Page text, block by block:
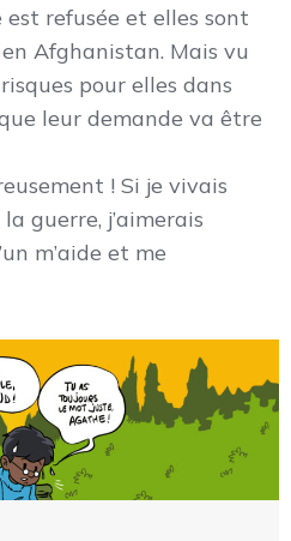
est refusée et elles sont
Afghanistan. Mais vu
pour elles dans
leur demande va être
! Si je vivais
guerre, j’aimerais
m’aide et me